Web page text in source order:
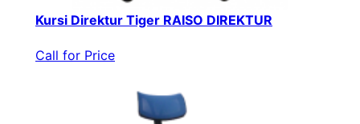
Kursi Direktur Tiger RAISO DIREKTUR
Call for Price